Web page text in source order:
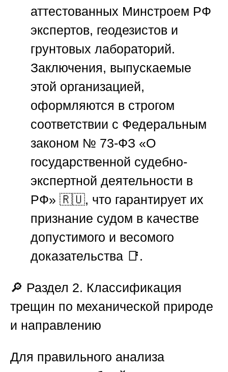
аттестованных Минстроем РФ
экспертов, геодезистов и
грунтовых лабораторий.
Заключения, выпускаемые
этой организацией,
оформляются в строгом
соответствии с Федеральным
законом № 73-ФЗ «О
государственной судебно-
экспертной деятельности в
РФ» 🇷🇺, что гарантирует их
признание судом в качестве
допустимого и весомого
доказательства 📑.
🔎 Раздел 2. Классификация
трещин по механической природе
и направлению
Для правильного анализа